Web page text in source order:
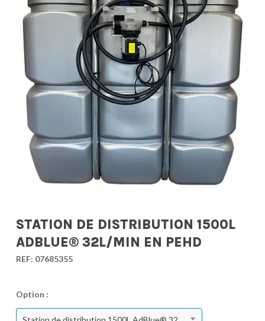
STATION DE DISTRIBUTION 1500L
ADBLUE® 32L/MIN EN PEHD
REF: 07685355
Option :